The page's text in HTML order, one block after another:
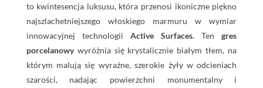
to kwintesencja luksusu, która przenosi ikoniczne piękno
najszlachetniejszego włoskiego marmuru w wymiar
innowacyjnej technologii Active Surfaces. Tengres
porcelanowywyróżnia się krystalicznie białym tłem, na
którym malują się wyraźne, szerokie żyły w odcieniach
szarości, nadając powierzchni monumentalny i